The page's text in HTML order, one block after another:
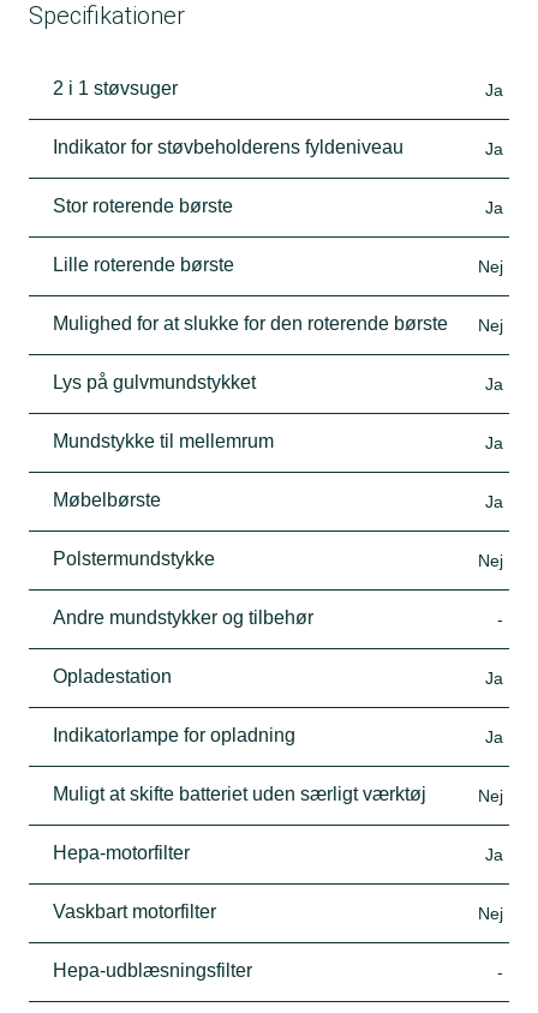
Specifikationer
2 i 1 støvsuger Ja
Indikator for støvbeholderens fyldeniveau Ja
Stor roterende børste Ja
Lille roterende børste Nej
Mulighed for at slukke for den roterende børste Nej
Lys på gulvmundstykket Ja
Mundstykke til mellemrum Ja
Møbelbørste Ja
Polstermundstykke Nej
Andre mundstykker og tilbehør -
Opladestation Ja
Indikatorlampe for opladning Ja
Muligt at skifte batteriet uden særligt værktøj Nej
Hepa-motorfilter Ja
Vaskbart motorfilter Nej
Hepa-udblæsningsfilter -